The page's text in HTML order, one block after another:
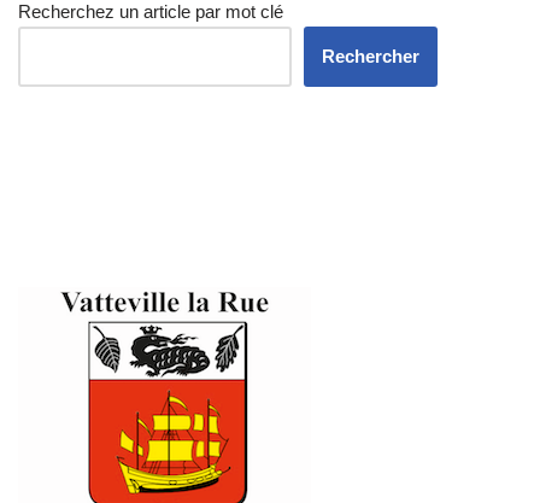
Recherchez un article par mot clé
Rechercher